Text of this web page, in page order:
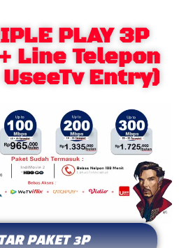
PLAY 3P
Line Telepon
Entry)
PAKET 3P